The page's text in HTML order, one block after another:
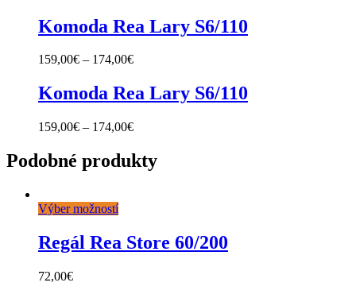
Komoda Rea Lary S6/110
159,00€ – 174,00€
Komoda Rea Lary S6/110
159,00€ – 174,00€
Podobné produkty
Výber možností
Regál Rea Store 60/200
72,00€